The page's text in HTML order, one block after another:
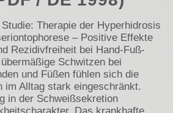
Therapie der Hyperhidrosis
– Positive Effekte
Rezidivfreiheit bei Hand-Fuß-
Schwitzen bei
und Füßen fühlen sich die
im Alltag stark eingeschränkt.
in der Schweißsekretion